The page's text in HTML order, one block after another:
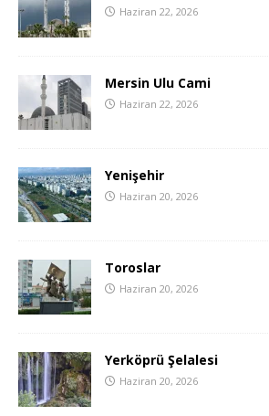
Haziran 22, 2026
Mersin Ulu Cami
Haziran 22, 2026
Yenişehir
Haziran 20, 2026
Toroslar
Haziran 20, 2026
Yerköprü Şelalesi
Haziran 20, 2026